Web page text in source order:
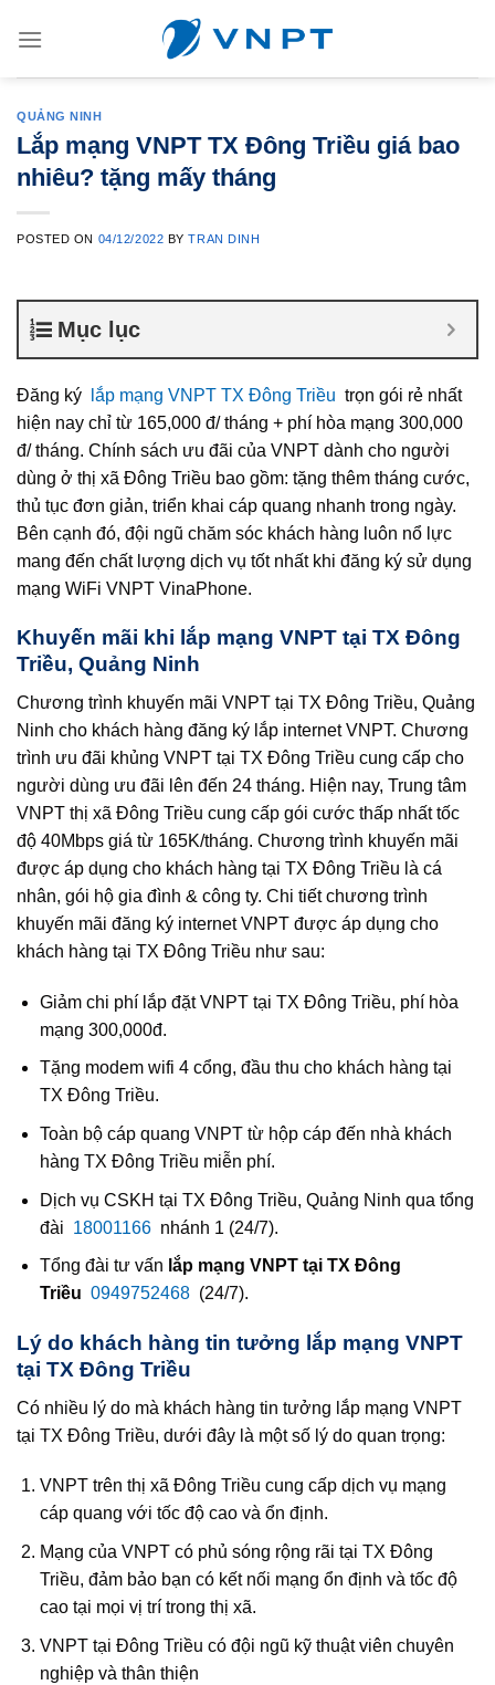
QUẢNG NINH
Lắp mạng VNPT TX Đông Triều giá bao
nhiêu? tặng mấy tháng
POSTED ON 04/12/2022 BYTRAN DINH
Mục lục
Đăng ký lắp mạng VNPT TX Đông Triều trọn gói rẻ nhất
hiện nay chỉ từ 165,000 đ/ tháng + phí hòa mạng 300,000
đ/ tháng. Chính sách ưu đãi của VNPT dành cho người
dùng ở thị xã Đông Triều bao gồm: tặng thêm tháng cước,
thủ tục đơn giản, triển khai cáp quang nhanh trong ngày.
Bên cạnh đó, đội ngũ chăm sóc khách hàng luôn nổ lực
mang đến chất lượng dịch vụ tốt nhất khi đăng ký sử dụng
mạng WiFi VNPT VinaPhone.
Khuyến mãi khi lắp mạng VNPT tại TX Đông
Triều, Quảng Ninh
Chương trình khuyến mãi VNPT tại TX Đông Triều, Quảng
Ninh cho khách hàng đăng ký lắp internet VNPT. Chương
trình ưu đãi khủng VNPT tại TX Đông Triều cung cấp cho
người dùng ưu đãi lên đến 24 tháng. Hiện nay, Trung tâm
VNPT thị xã Đông Triều cung cấp gói cước thấp nhất tốc
độ 40Mbps giá từ 165K/tháng. Chương trình khuyến mãi
được áp dụng cho khách hàng tại TX Đông Triều là cá
nhân, gói hộ gia đình & công ty. Chi tiết chương trình
khuyến mãi đăng ký internet VNPT được áp dụng cho
khách hàng tại TX Đông Triều như sau:
Giảm chi phí lắp đặt VNPT tại TX Đông Triều, phí hòa
mạng 300,000đ.
Tặng modem wifi 4 cổng, đầu thu cho khách hàng tại
TX Đông Triều.
Toàn bộ cáp quang VNPT từ hộp cáp đến nhà khách
hàng TX Đông Triều miễn phí.
Dịch vụ CSKH tại TX Đông Triều, Quảng Ninh qua tổng
đài 18001166 nhánh 1 (24/7).
Tổng đài tư vấn lắp mạng VNPT tại TX Đông
Triều 0949752468 (24/7).
Lý do khách hàng tin tưởng lắp mạng VNPT
tại TX Đông Triều
Có nhiều lý do mà khách hàng tin tưởng lắp mạng VNPT
tại TX Đông Triều, dưới đây là một số lý do quan trọng:
VNPT trên thị xã Đông Triều cung cấp dịch vụ mạng
cáp quang với tốc độ cao và ổn định.
Mạng của VNPT có phủ sóng rộng rãi tại TX Đông
Triều, đảm bảo bạn có kết nối mạng ổn định và tốc độ
cao tại mọi vị trí trong thị xã.
VNPT tại Đông Triều có đội ngũ kỹ thuật viên chuyên
nghiệp và thân thiện